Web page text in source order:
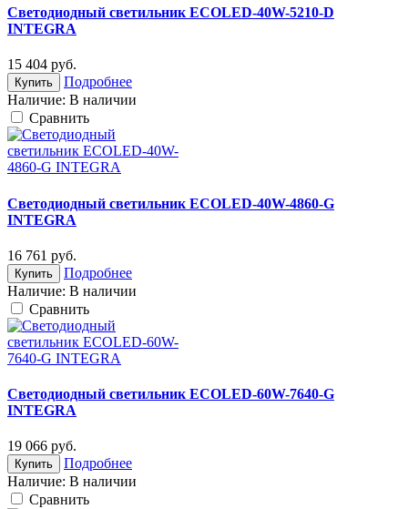
Светодиодный светильник ECOLED-40W-5210-D
INTEGRA
15 404 руб.
Купить
Подробнее
Наличие: В наличии
Cравнить
Светодиодный светильник ECOLED-40W-4860-G
INTEGRA
16 761 руб.
Купить
Подробнее
Наличие: В наличии
Cравнить
Светодиодный светильник ECOLED-60W-7640-G
INTEGRA
19 066 руб.
Купить
Подробнее
Наличие: В наличии
Cравнить